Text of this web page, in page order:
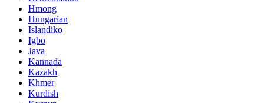
Hmong
Hungarian
Islandiko
Igbo
Java
Kannada
Kazakh
Khmer
Kurdish